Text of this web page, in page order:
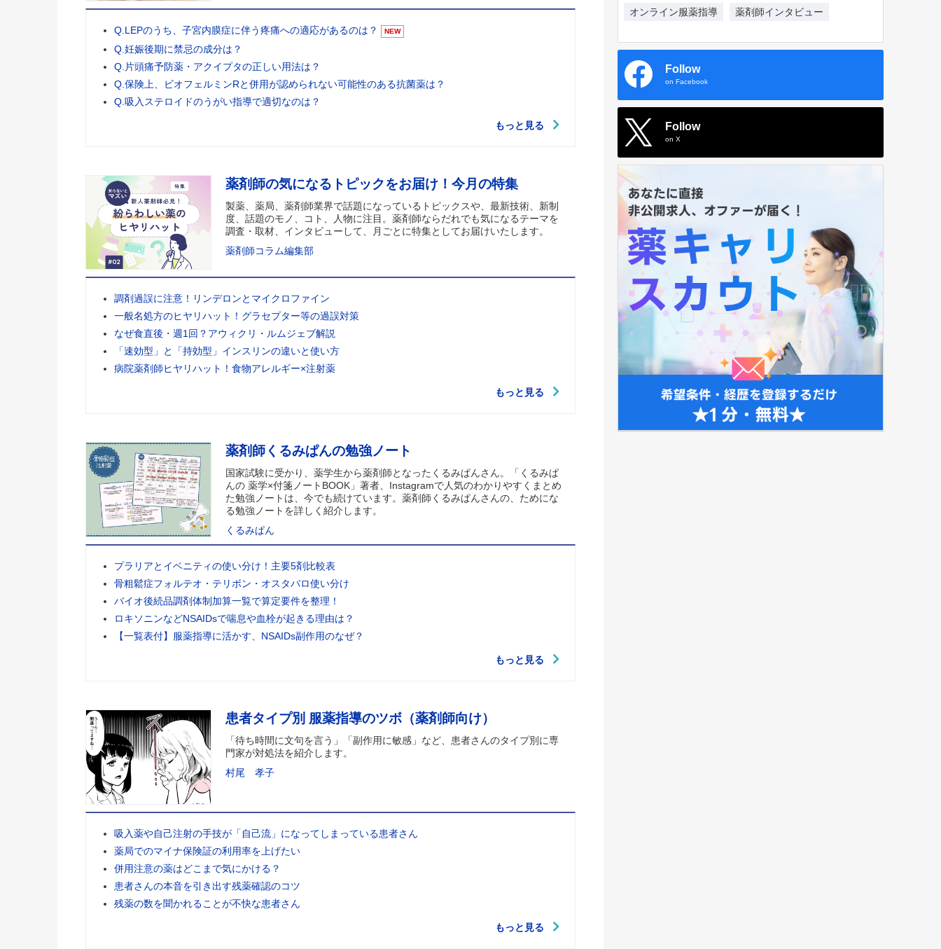
Q.LEPのうち、子宮内膜症に伴う疼痛への適応があるのは？ NEW
Q.妊娠後期に禁忌の成分は？
Q.片頭痛予防薬・アクイプタの正しい用法は？
Q.保険上、ビオフェルミンRと併用が認められない可能性のある抗菌薬は？
Q.吸入ステロイドのうがい指導で適切なのは？
もっと見る
薬剤師の気になるトピックをお届け！今月の特集
製薬、薬局、薬剤師業界で話題になっているトピックスや、最新技術、新制
度、話題のモノ、コト、人物に注目。薬剤師ならだれでも気になるテーマを
調査・取材、インタビューして、月ごとに特集としてお届けいたします。
薬剤師コラム編集部
調剤過誤に注意！リンデロンとマイクロファイン
一般名処方のヒヤリハット！グラセプター等の過誤対策
なぜ食直後・週1回？アウィクリ・ルムジェブ解説
「速効型」と「持効型」インスリンの違いと使い方
病院薬剤師ヒヤリハット！食物アレルギー×注射薬
もっと見る
薬剤師くるみぱんの勉強ノート
国家試験に受かり、薬学生から薬剤師となったくるみぱんさん。「くるみぱ
んの 薬学×付箋ノートBOOK」著者、Instagramで人気のわかりやすくまとめ
た勉強ノートは、今でも続けています。薬剤師くるみぱんさんの、ためにな
る勉強ノートを詳しく紹介します。
くるみぱん
プラリアとイベニティの使い分け！主要5剤比較表
骨粗鬆症フォルテオ・テリボン・オスタバロ使い分け
バイオ後続品調剤体制加算一覧で算定要件を整理！
ロキソニンなどNSAIDsで喘息や血栓が起きる理由は？
【一覧表付】服薬指導に活かす、NSAIDs副作用のなぜ？
もっと見る
患者タイプ別 服薬指導のツボ（薬剤師向け）
「待ち時間に文句を言う」「副作用に敏感」など、患者さんのタイプ別に専
門家が対処法を紹介します。
村尾 孝子
吸入薬や自己注射の手技が「自己流」になってしまっている患者さん
薬局でのマイナ保険証の利用率を上げたい
併用注意の薬はどこまで気にかける？
患者さんの本音を引き出す残薬確認のコツ
残薬の数を聞かれることが不快な患者さん
もっと見る
オンライン服薬指導 薬剤師インタビュー
Follow
on Facebook
Follow
on X